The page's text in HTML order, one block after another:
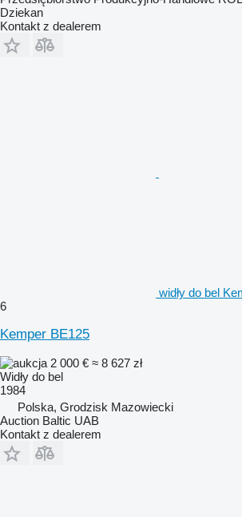
Dziekan
Kontakt z dealerem
widły do bel
6
Kemper BE125
2 000 € ≈ 8 627 zł
Widły do bel
1984
Polska, Grodzisk Mazowiecki
Auction Baltic UAB
Kontakt z dealerem